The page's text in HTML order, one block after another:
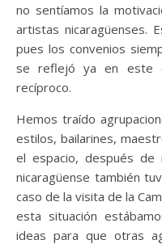
no sentíamos la
artistas nicaragüenses.
pues los convenios
se reflejó ya en este
recíproco.
Hemos traído
estilos, bailarines,
el espacio, después
nicaragüense también
caso de la visita de la
esta situación
ideas para que otras